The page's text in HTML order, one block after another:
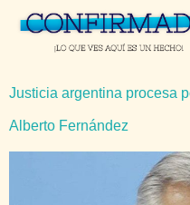
Justicia argentina procesa
Alberto Fernández